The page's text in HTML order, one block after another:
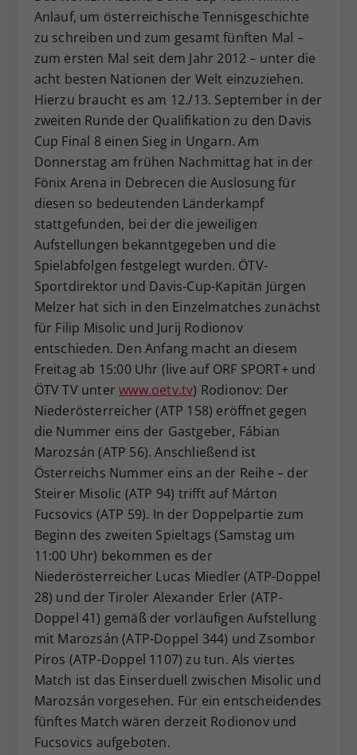
Anlauf, um österreichische Tennisgeschichte
zu schreiben und zum gesamt fünften Mal –
zum ersten Mal seit dem Jahr 2012 – unter die
acht besten Nationen der Welt einzuziehen.
Hierzu braucht es am 12./13. September in der
zweiten Runde der Qualifikation zu den Davis
Cup Final 8 einen Sieg in Ungarn. Am
Donnerstag am frühen Nachmittag hat in der
Fönix Arena in Debrecen die Auslosung für
diesen so bedeutenden Länderkampf
stattgefunden, bei der die jeweiligen
Aufstellungen bekanntgegeben und die
Spielabfolgen festgelegt wurden. ÖTV-
Sportdirektor und Davis-Cup-Kapitän Jürgen
Melzer hat sich in den Einzelmatches zunächst
für Filip Misolic und Jurij Rodionov
entschieden. Den Anfang macht an diesem
Freitag ab 15:00 Uhr (live auf ORF SPORT+ und
ÖTV TV unterwww.oetv.tv) Rodionov: Der
Niederösterreicher (ATP 158) eröffnet gegen
die Nummer eins der Gastgeber, Fábian
Marozsán (ATP 56). Anschließend ist
Österreichs Nummer eins an der Reihe – der
Steirer Misolic (ATP 94) trifft auf Márton
Fucsovics (ATP 59). In der Doppelpartie zum
Beginn des zweiten Spieltags (Samstag um
11:00 Uhr) bekommen es der
Niederösterreicher Lucas Miedler (ATP-Doppel
28) und der Tiroler Alexander Erler (ATP-
Doppel 41) gemäß der vorläufigen Aufstellung
mit Marozsán (ATP-Doppel 344) und Zsombor
Piros (ATP-Doppel 1107) zu tun. Als viertes
Match ist das Einserduell zwischen Misolic und
Marozsán vorgesehen. Für ein entscheidendes
fünftes Match wären derzeit Rodionov und
Fucsovics aufgeboten.
Zweck
Dieser Wert speichert Ihre Consent-
Einstellungen. Unter anderem eine
zufällig generierte ID, für die
historische Speicherung Ihrer
Webseiten-Betreiber dies eingestellt
hat.